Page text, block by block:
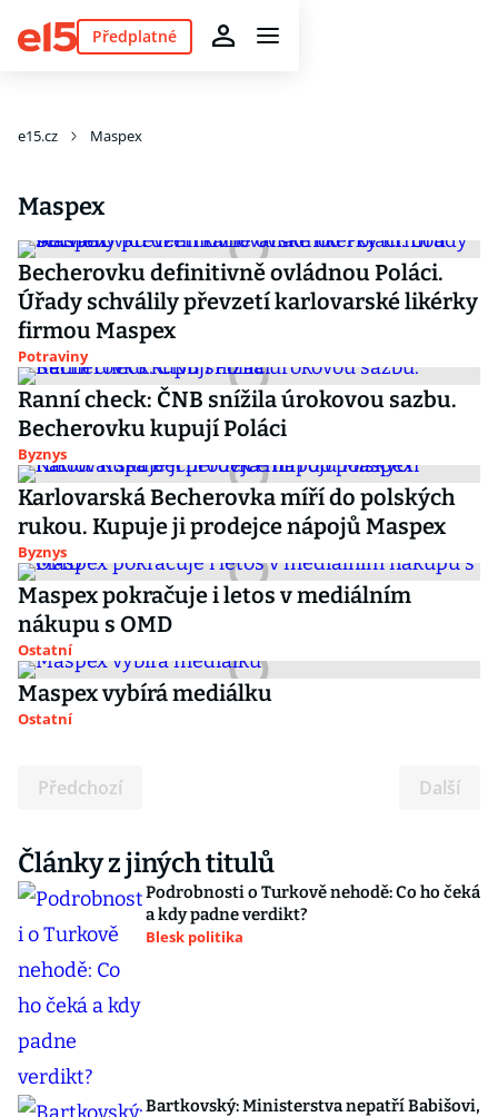
Předplatné
e15.cz Maspex
Maspex
Becherovku definitivně ovládnou Poláci.
Úřady schválily převzetí karlovarské likérky
firmou Maspex
Potraviny
Ranní check: ČNB snížila úrokovou sazbu.
Becherovku kupují Poláci
Byznys
Karlovarská Becherovka míří do polských
rukou. Kupuje ji prodejce nápojů Maspex
Byznys
Maspex pokračuje i letos v mediálním
nákupu s OMD
Ostatní
Maspex vybírá mediálku
Ostatní
Předchozí Další
Články z jiných titulů
Podrobnosti o Turkově nehodě: Co ho čeká
a kdy padne verdikt?
Blesk politika
Bartkovský: Ministerstva nepatří Babišovi,